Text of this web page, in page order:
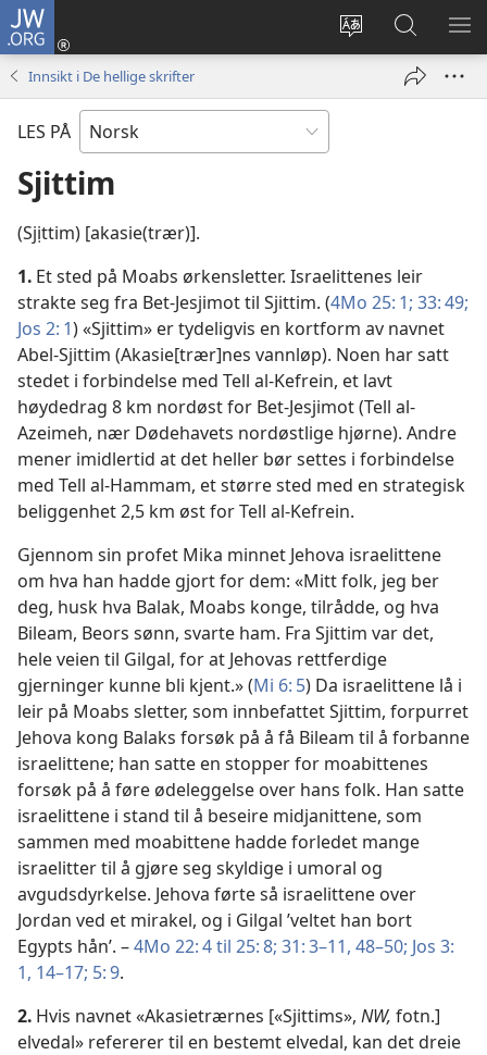
JW.ORG
Endre
Logg
inn
vindu)
Søk
på
JW.ORG
VIS
Innsikt i De hellige skrifter
LES PÅ
Sjittim
(Sjịttim) [akasie(trær)].
1. Et sted på Moabs ørkensletter. Israelittenes leir
strakte seg fra Bet-Jesjimot til Sjittim. (4Mo 25: 1; 33: 49;
Jos 2: 1) «Sjittim» er tydeligvis en kortform av navnet
Abel-Sjittim (Akasie[trær]nes vannløp). Noen har satt
stedet i forbindelse med Tell al-Kefrein, et lavt
høydedrag 8 km nordøst for Bet-Jesjimot (Tell al-
Azeimeh, nær Dødehavets nordøstlige hjørne). Andre
mener imidlertid at det heller bør settes i forbindelse
med Tell al-Hammam, et større sted med en strategisk
beliggenhet 2,5 km øst for Tell al-Kefrein.
Gjennom sin profet Mika minnet Jehova israelittene
om hva han hadde gjort for dem: «Mitt folk, jeg ber
deg, husk hva Balak, Moabs konge, tilrådde, og hva
Bileam, Beors sønn, svarte ham. Fra Sjittim var det,
hele veien til Gilgal, for at Jehovas rettferdige
gjerninger kunne bli kjent.» (Mi 6: 5) Da israelittene lå i
leir på Moabs sletter, som innbefattet Sjittim, forpurret
Jehova kong Balaks forsøk på å få Bileam til å forbanne
israelittene; han satte en stopper for moabittenes
forsøk på å føre ødeleggelse over hans folk. Han satte
israelittene i stand til å beseire midjanittene, som
sammen med moabittene hadde forledet mange
israelitter til å gjøre seg skyldige i umoral og
avgudsdyrkelse. Jehova førte så israelittene over
Jordan ved et mirakel, og i Gilgal ’veltet han bort
Egypts hån’. –4Mo 22: 4 til 25: 8; 31: 3–11, 48–50; Jos 3:
1, 14–17; 5: 9.
2. Hvis navnet «Akasietrærnes [«Sjittims», NW, fotn.]
elvedal» refererer til en bestemt elvedal, kan det dreie